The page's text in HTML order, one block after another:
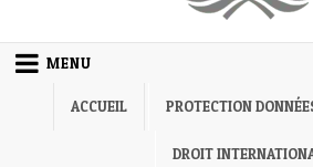
MENU
ACCUEIL PROTECTION
DROIT